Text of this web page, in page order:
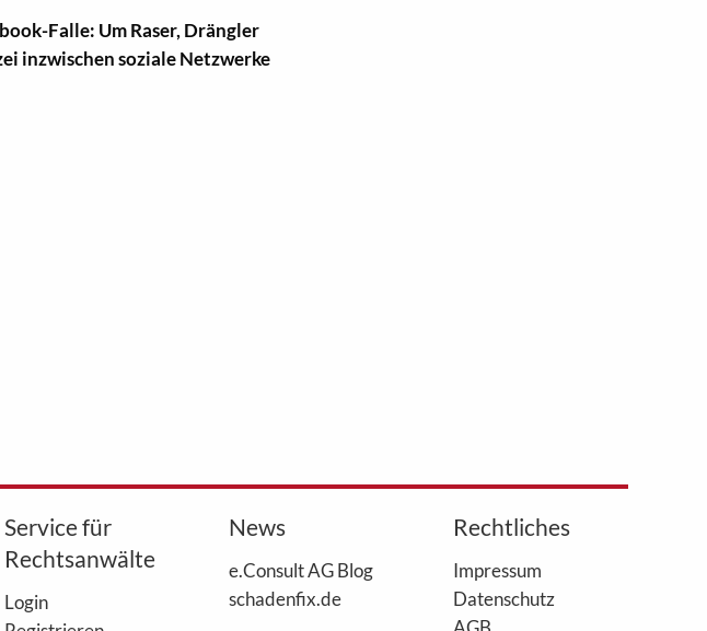
Falle: Um Raser, Drängler
inzwischen soziale Netzwerke
Service für
Rechtsanwälte
Login
News
e.Consult AG Blog
schadenfix.de
Rechtliches
Impressum
Datenschutz